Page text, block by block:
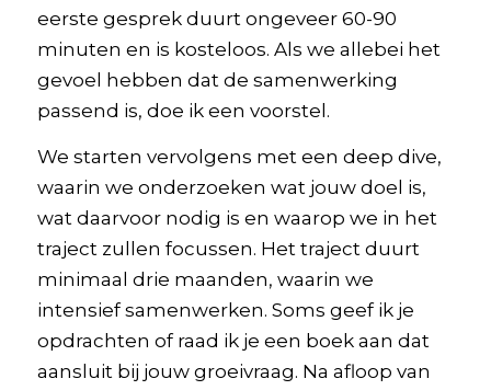
eerste gesprek duurt ongeveer 60-90
minuten en is kosteloos. Als we allebei het
gevoel hebben dat de samenwerking
passend is, doe ik een voorstel.
We starten vervolgens met een deep dive,
waarin we onderzoeken wat jouw doel is,
wat daarvoor nodig is en waarop we in het
traject zullen focussen. Het traject duurt
minimaal drie maanden, waarin we
intensief samenwerken. Soms geef ik je
opdrachten of raad ik je een boek aan dat
aansluit bij jouw groeivraag. Na afloop van